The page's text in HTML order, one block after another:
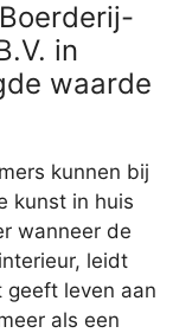
in
waarde
kunnen bij
kunst in huis
wanneer de
leidt
geeft leven aan
als een